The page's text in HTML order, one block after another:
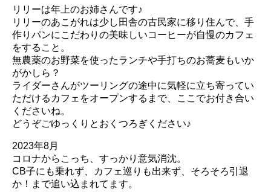
リリーは年上のお姉さんです♪
リリーのあこがれは少し田舎の古民家に移り住んで、手
作りパンにこだわりの美味しいコーヒーが自慢のカフェ
をすること。
無農薬のお野菜を使ったランチや手打ちのお蕎麦もいか
がかしら？
ライダーさんがツーリングの途中に気軽に立ち寄ってい
ただけるカフェをオープンするまで、ここでお付き合い
くださいね。
どうぞごゆっくりとおくつろぎください♪
2023年8月
コロナからこっち、すっかり意気消沈。
CB子にも乗れず、カフェ巡りも出来ず、そろそろ引退
か！まで追い込まれてます。